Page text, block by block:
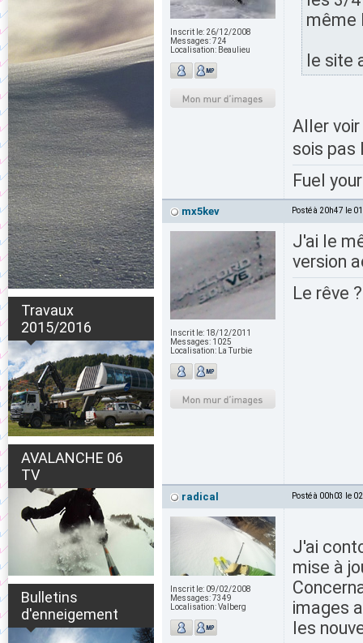
Travaux
2015/2016
AVALANCHE 06
TV
Bulletins
d'enneigement
Inscrit le: 26/12/2008
Messages:724
Localisation: Beaulieu
même
le site
Aller
sois
Fuel
mx5kev Posté à 20h47 le
Inscrit le: 18/12/2011
Messages: 1025
Localisation:
La Turbie
J'ai le
version
Le rêve
radical Posté à 00h03 le
Inscrit le: 09/02/2008
Messages:7349
Localisation:Valberg
J'ai
mise à
images
les